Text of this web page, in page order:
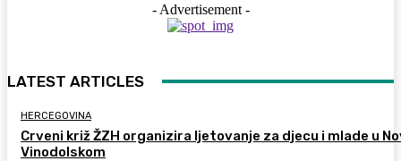
- Advertisement -
LATEST ARTICLES
HERCEGOVINA
Crveni križ ŽZH organizira ljetovanje za djecu i mlade u
Vinodolskom